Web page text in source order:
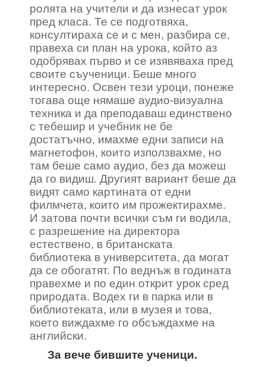
ролята на учители и да изнесат урок
пред класа. Те се подготвяха,
консултираха се и с мен, разбира се,
правеха си план на урока, който аз
одобрявах първо и се изявяваха пред
своите съученици. Беше много
интересно. Освен тези уроци, понеже
тогава още нямаше аудио-визуална
техника и да преподаваш единствено
с тебешир и учебник не бе
достатъчно, имахме едни записи на
магнетофон, които използвахме, но
там беше само аудио, без да можеш
да го видиш. Другият вариант беше да
видят само картината от едни
филмчета, които им прожектирахме.
И затова почти всички съм ги водила,
с разрешение на директора
естествено, в британската
библиотека в университета, да могат
да се обогатят. По веднъж в годината
правехме и по един открит урок сред
природата. Водех ги в парка или в
библиотеката, или в музея и това,
което виждахме го обсъждахме на
английски.
За вече бившите ученици.